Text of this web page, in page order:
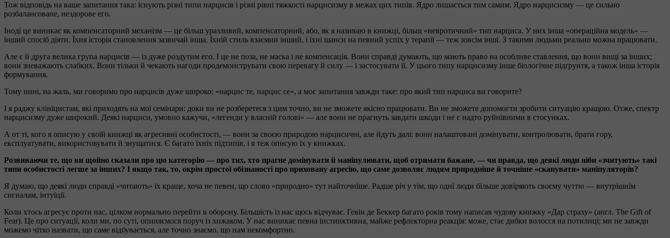
Тож відповідь на ваше запитання така: існують різні типи нарцисів і різні рівні тяжкості нарцисизму в межах цих типів. Ядро лишається тим самим. Ядро нарцисизму — це сильно
розбалансоване, нездорове его.
Іноді це виникає як компенсаторний механізм — це більш уразливий, компенсаторний, або, як я називаю в книжці, більш «невротичний» тип нарциса. У них інша «операційна модель» —
інший спосіб діяти. Їхня історія становлення зазвичай інша. Їхній стиль взаємин інший, і їхні шанси на певний успіх у терапії — теж зовсім інші. З такими людьми реально можна працювати.
Але є й друга велика група нарцисів — із дуже роздутим его. І це не поза, не маска і не компенсація. Вони справді думають, що мають право на особливе ставлення, що вони вищі за інших;
вони зневажають слабких. Вони тільки й чекають нагоди продемонструвати свою перевагу й силу — і застосувати її. У цього типу нарцисизму інше біологічне підґрунтя, а також інша історія
формування.
Тому нині, на жаль, ми говоримо про нарцисів дуже широко: «нарцис те, нарцис се», а моє запитання завжди таке: про який тип нарциса ви говорите?
І я раджу клініцистам, які приходять на мої семінари: доки ви не розберетеся з цим точно, ви не зможете якісно працювати. Ви не зможете допомогти зробити ситуацію кращою. Отже, спектр
нарцисизму дуже широкий. Деякі нарциси, умовно кажучи, «легенди у власній голові» — але вони не прагнуть завдати шкоди і не є надто руйнівними в стосунках.
А от ті, кого я описую у своїй книжці як агресивні особистості, — вони за своєю природою нарцисичні, але йдуть далі: вони налаштовані домінувати, контролювати, брати гору,
експлуатувати, використовувати й знущатися. Є багато їхніх підтипів, і я теж описую їх у книжках.
Розвиваючи те, що ви щойно сказали про цю категорію — про тих, хто прагне домінувати й маніпулювати, щоб отримати бажане, — чи правда, що деякі люди ніби «зчитують» такі
типи особистості легше за інших? І якщо так, то, окрім простої обізнаності про приховану агресію, що саме дозволяє людям природніше й точніше «сканувати» маніпуляторів?
Я думаю, що деякі люди справді «читають» їх краще, хоча не певен, що слово «природно» тут найточніше. Радше річ у тім, що одні люди більше довіряють своєму чуттю — внутрішнім
сигналам, інтуїції.
Коли хтось агресує проти нас, цілком нормально перейти в оборону. Більшість із нас щось відчуває. Гевін де Беккер багато років тому написав чудову книжку «Дар страху» (англ. The Gift of
Fear). Це про ситуації, коли ми, по суті, опиняємося поруч із хижаком. У нас виникає певна інстинктивна, майже рефлекторна реакція: може, стає дибки волосся на потилиці; ми не завжди
можемо чітко назвати, що саме відбувається, але точно знаємо, що нам некомфортно.